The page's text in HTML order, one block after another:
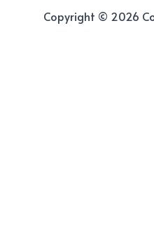
Copyright © 2026